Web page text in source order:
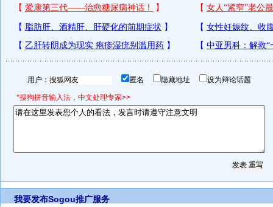
用户： 匿名 隐藏地址 设为辩论话题
*搜狗拼音输入法，中文处理专家>>
我要发布Sogou推广服务